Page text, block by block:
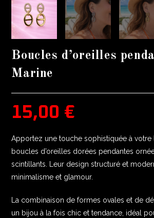
Boucles d’oreilles
Marine
15,00 €
Apportez une touche sophistiquée à votre
boucles d’oreilles dorées pendantes
scintillants. Leur design structuré et
minimalisme et glamour.
La combinaison de formes ovales et de
un bijou à la fois chic et tendance, idéal